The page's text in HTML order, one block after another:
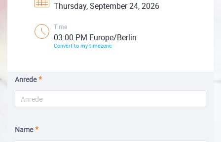
Thursday, September 24, 2026
Time
03:00 PM Europe/Berlin
Convert to my timezone
Anrede
Name